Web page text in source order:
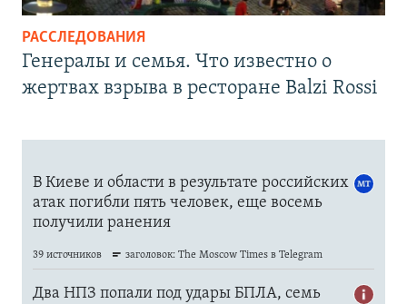
РАССЛЕДОВАНИЯ
Генералы и семья. Что известно о
жертвах взрыва в ресторане Balzi Rossi